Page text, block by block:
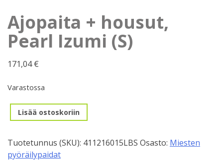
Ajopaita + housut,
Pearl Izumi (S)
171,04€
Varastossa
Ajopaita
+
Pearl
Izumi
Lisää ostoskoriin
Tuotetunnus (SKU): 411216015LBS Osasto: Miesten
pyöräilypaidat